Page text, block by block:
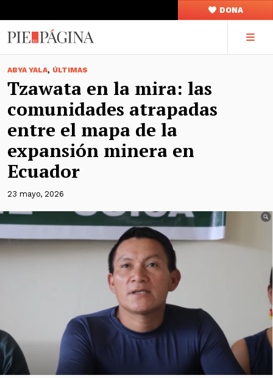
DONA
ABYA YALA, ÚLTIMAS
Tzawata en la mira: las
comunidades atrapadas
entre el mapa de la
expansión minera en
Ecuador
23 mayo, 2026